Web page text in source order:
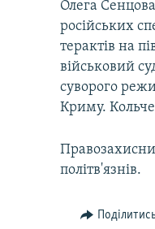
Олега
російських
терактів на
військовий
суворого
Криму.
політв'язнів.